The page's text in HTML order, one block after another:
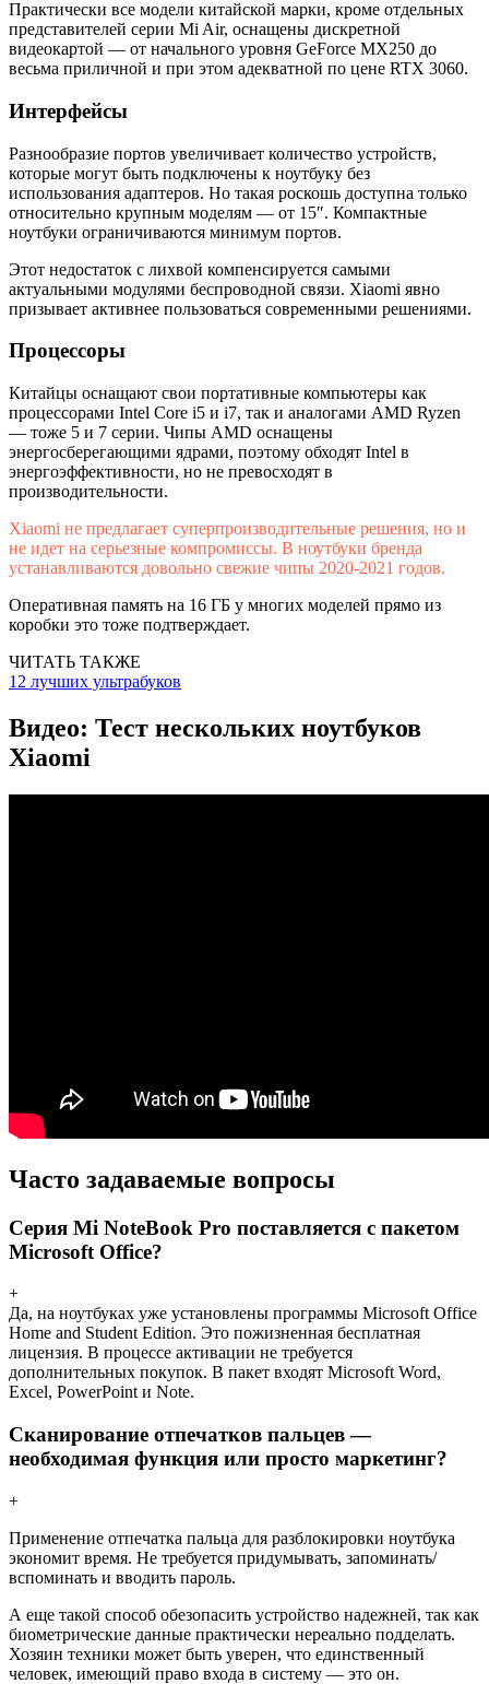
Практически все модели китайской марки, кроме отдельных
представителей серии Mi Air, оснащены дискретной
видеокартой — от начального уровня GeForce МХ250 до
весьма приличной и при этом адекватной по цене RTX 3060.
Интерфейсы
Разнообразие портов увеличивает количество устройств,
которые могут быть подключены к ноутбуку без
использования адаптеров. Но такая роскошь доступна только
относительно крупным моделям — от 15″. Компактные
ноутбуки ограничиваются минимум портов.
Этот недостаток с лихвой компенсируется самыми
актуальными модулями беспроводной связи. Xiaomi явно
призывает активнее пользоваться современными решениями.
Процессоры
Китайцы оснащают свои портативные компьютеры как
процессорами Intel Core i5 и i7, так и аналогами AMD Ryzen
— тоже 5 и 7 серии. Чипы AMD оснащены
энергосберегающими ядрами, поэтому обходят Intel в
энергоэффективности, но не превосходят в
производительности.
Xiaomi не предлагает суперпроизводительные решения, но и
не идет на серьезные компромиссы. В ноутбуки бренда
устанавливаются довольно свежие чипы 2020-2021 годов.
Оперативная память на 16 ГБ у многих моделей прямо из
коробки это тоже подтверждает.
ЧИТАТЬ ТАКЖЕ
12 лучших ультрабуков
Видео: Тест нескольких ноутбуков
Xiaomi
Часто задаваемые вопросы
Серия Mi NoteBook Pro поставляется с пакетом
Microsoft Office?
+
Да, на ноутбуках уже установлены программы Microsoft Office
Home and Student Edition. Это пожизненная бесплатная
лицензия. В процессе активации не требуется
дополнительных покупок. В пакет входят Microsoft Word,
Excel, PowerPoint и Note.
Сканирование отпечатков пальцев —
необходимая функция или просто маркетинг?
+
Применение отпечатка пальца для разблокировки ноутбука
экономит время. Не требуется придумывать, запоминать/
вспоминать и вводить пароль.
А еще такой способ обезопасить устройство надежней, так как
биометрические данные практически нереально подделать.
Хозяин техники может быть уверен, что единственный
человек, имеющий право входа в систему — это он.